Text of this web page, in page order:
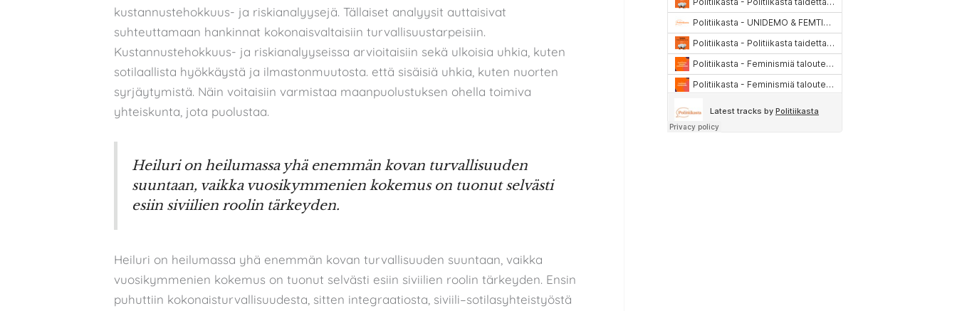
kustannustehokkuus- ja riskianalyysejä. Tällaiset analyysit auttaisivat
suhteuttamaan hankinnat kokonaisvaltaisiin turvallisuustarpeisiin.
Kustannustehokkuus- ja riskianalyyseissa arvioitaisiin sekä ulkoisia uhkia, kuten
sotilaallista hyökkäystä ja ilmastonmuutosta. että sisäisiä uhkia, kuten nuorten
syrjäytymistä. Näin voitaisiin varmistaa maanpuolustuksen ohella toimiva
yhteiskunta, jota puolustaa.
Heiluri on heilumassa yhä enemmän kovan turvallisuuden
suuntaan, vaikka vuosikymmenien kokemus on tuonut selvästi
esiin siviilien roolin tärkeyden.
Heiluri on heilumassa yhä enemmän kovan turvallisuuden suuntaan, vaikka
vuosikymmenien kokemus on tuonut selvästi esiin siviilien roolin tärkeyden. Ensin
puhuttiin kokonaisturvallisuudesta, sitten integraatiosta, siviili–sotilasyhteistyöstä